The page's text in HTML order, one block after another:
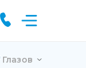
Глазов